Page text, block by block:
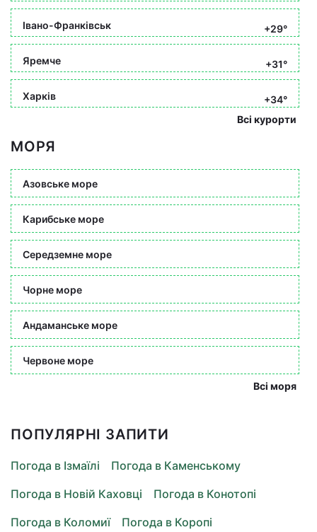
Івано-Франківськ +29°
Яремче +31°
Харків
+34°
Всі курорти
МОРЯ
Азовське море
Карибське море
Середземне море
Чорне море
Андаманське море
Червоне море
Всі моря
ПОПУЛЯРНІ ЗАПИТИ
Погода в Ізмаїлі
Погода в Каменському
Погода в Новій Каховці
Погода в Конотопі
Погода в Коломиї
Погода в Коропі